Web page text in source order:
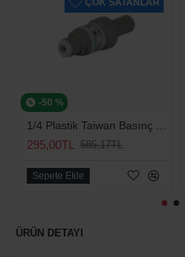
ÇOK SATANLAR
-50 %
295,00TL 585,17TL
Sepete Ekle
ÜRÜN DETAYI